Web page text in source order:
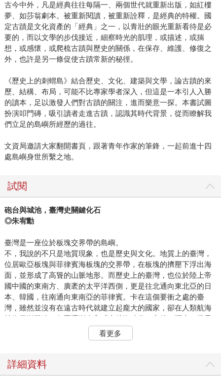
古今中外，凡是經典往往每隔一、兩個世代就重新出版，如紅樓
夢、如莎翁劇本。被重新閱讀，被重新詮釋，是經典的特權。國
定古蹟是文化資產的「經典」之一，以青壯的眼光重新看待是必
要的，而以文學的步伐接近，細察時光的肌理，或描述，或揣
想，或感懷，或爬梳古蹟與歷史的關係，在保存、維護、修復之
外，也許是另一條促使古蹟常新的秘徑。
《歷史上的刺蝟島》結合歷史、文化、建築與文學，論古蹟的來
歷、結構、布局，可能不比專家學者深入，但這是一本引人入勝
的讀本，足以激發人們對古蹟的關注，進而樂意一探。本書試圖
扮演叩門磚，吸引讀者走進古蹟，認識其時代背景，從而瞭解我
們立足的島嶼所經歷的過往。
文資局邀請大家翻開書頁，跟著青年作家的筆鋒，一起前進十四
處島嶼身世所繫之地。
試閱
砲台與城池，臺灣史關鍵化石
◎朱宥勳
臺灣是一座位於板塊交界帶的島嶼。
不，我說的不只是地質現象，也是歷史與文化。地質上的臺灣，
位居歐亞板塊與菲律賓海板塊的交界帶，在板塊的擠壓下浮出海
面，並形成了高聳的山脈地形。而歷史上的臺灣，也位於陸上帝
國中國的東南方、廣袤的太平洋西側，更是往北通向東北亞的日
本、韓國，往南通向東南亞的菲律賓。卡在這個要衝之處的臺
灣，雖然並沒有在遠古時代就建立起龐大的國家，卻在人類航海
技術日漸發達、各國逐漸進入「大航海時代」之後，躍上了世界
史的舞臺。就算不考慮其他物產，光就這個要衝位置，就足以讓
臺灣成為世界各國爭搶的地盤，此一地緣特色，放在二○二三年的
如同板塊擠壓造就了臺灣獨特的地形，世界列強的入侵、占領與
看更多
詳細資料